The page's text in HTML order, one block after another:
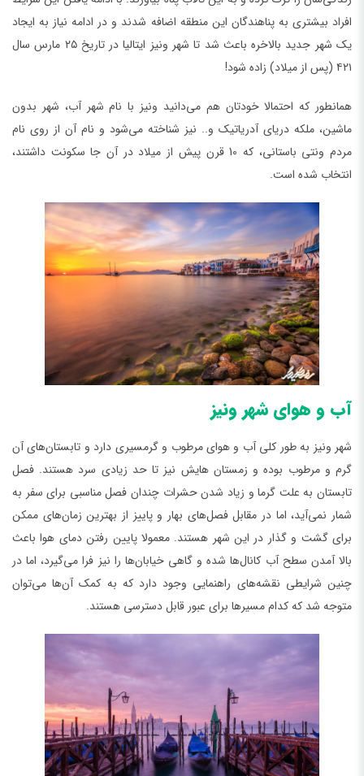
افراد بیشتری به پناهندگان این منطقه اضافه شدند و در ادامه نیاز به ایجاد
یک شهر جدید بالاخره باعث شد تا شهر ونیز ایتالیا در تاریخ ۲۵ مارس سال
۴۲۱ (پس از میلاد) زاده شود!
همانطور که احتمالا خودتان هم می‌دانید ونیز با نام شهر آب، شهر بدون
ماشین، ملکه دریای آدریاتیک و.. نیز شناخته می‌شود و نام آن از روی نام
مردم ونتی باستانی، که 10 قرن پیش از میلاد در آن جا سکونت داشتند،
انتخاب شده است.
آب و هوای شهر ونیز
شهر ونیز به طور کلی آب و هوای مرطوب و گرمسیری دارد و تابستان‌های آن
گرم و مرطوب بوده و زمستان هایش نیز تا حد زیادی سرد هستند. فصل
تابستان به علت گرما و زیاد شدن حشرات چندان فصل مناسبی برای سفر به
شمار نمی‌آید، اما در مقابل فصل‌های بهار و پاییز از بهترین زمان‌های ممکن
برای گشت و گذار در این شهر هستند. معمولا پایین رفتن دمای هوا باعث
بالا آمدن سطح آب کانال‌ها شده و گاهی خیابان‌ها را نیز فرا می‌گیرد، اما در
چنین شرایطی نقشه‌های راهنمایی وجود دارد که به کمک آن‌ها می‌توان
متوجه شد که کدام مسیرها برای عبور قابل دسترسی هستند.